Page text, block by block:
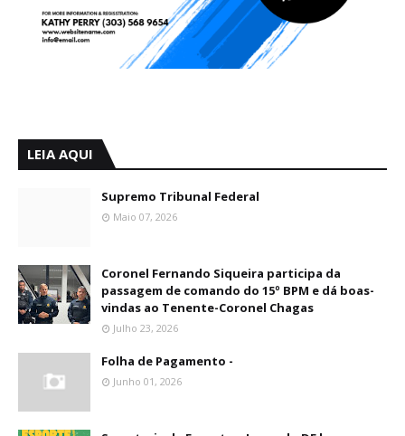
LEIA AQUI
Supremo Tribunal Federal
Maio 07, 2026
Coronel Fernando Siqueira participa da
passagem de comando do 15º BPM e dá boas-
vindas ao Tenente-Coronel Chagas
Julho 23, 2026
Folha de Pagamento -
Junho 01, 2026